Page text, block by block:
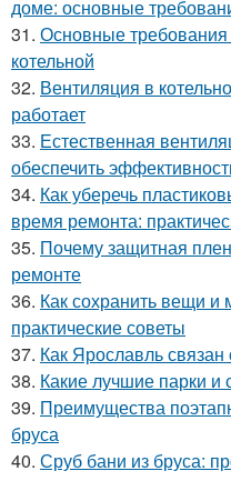
доме: основные
31. Основные требования
котельной
32. Вентиляция в
работает
33. Естественная
обеспечить
34. Как уберечь
время ремонта:
35. Почему защитная
ремонте
36. Как сохранить вещи
практические советы
37. Как Ярославль
38. Какие лучшие парки
39. Преимущества
бруса
40. Сруб бани из бруса: